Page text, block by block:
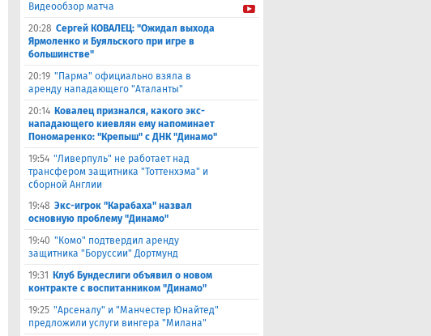
Видеообзор матча
20:28 Сергей КОВАЛЕЦ: "Ожидал выхода
Ярмоленко и Буяльского при игре в
большинстве"
20:19 "Парма" официально взяла в
аренду нападающего "Аталанты"
20:14 Ковалец признался, какого экс-
нападающего киевлян ему напоминает
Пономаренко: "Крепыш" с ДНК "Динамо"
19:54 "Ливерпуль" не работает над
трансфером защитника "Тоттенхэма" и
сборной Англии
19:48 Экс-игрок "Карабаха" назвал
основную проблему "Динамо"
19:40 "Комо" подтвердил аренду
защитника "Боруссии" Дортмунд
19:31
Клуб Бундеслиги объявил о новом
контракте с воспитанником "Динамо"
19:25 "Арсеналу" и "Манчестер Юнайтед"
предложили услуги вингера "Милана"